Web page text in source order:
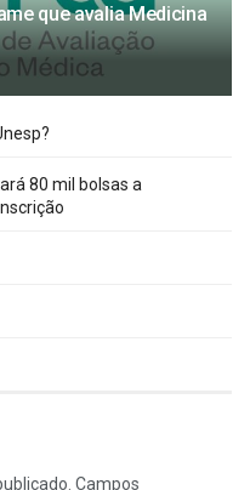
que avalia Medicina
80 mil bolsas a
Campos